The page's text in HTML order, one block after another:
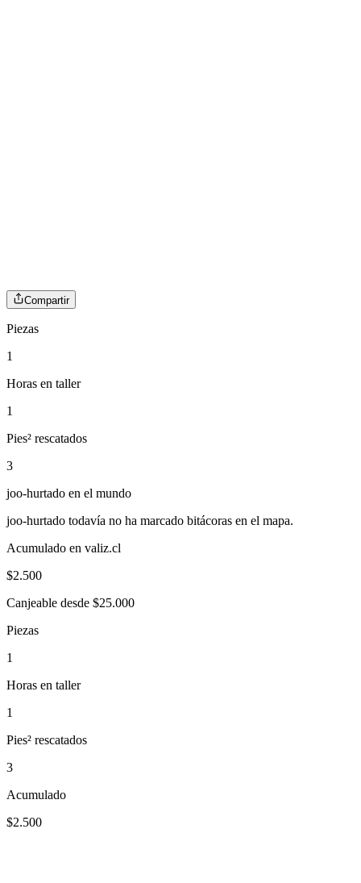
Compartir
Piezas
1
Horas en taller
1
Pies² rescatados
3
joo-hurtado en el mundo
joo-hurtado todavía no ha marcado bitácoras en el mapa.
Acumulado en valiz.cl
$2.500
Canjeable desde $25.000
Piezas
1
Horas en taller
1
Pies² rescatados
3
Acumulado
$2.500